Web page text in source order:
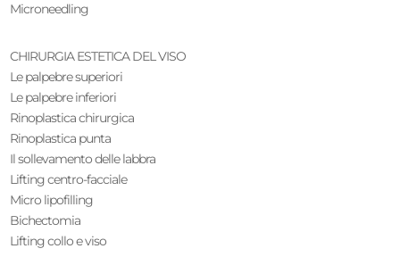
Microneedling
CHIRURGIA ESTETICA DEL VISO
Le palpebre superiori
Le palpebre inferiori
Rinoplastica chirurgica
Rinoplastica punta
Il sollevamento delle labbra
Lifting centro-facciale
Micro lipofilling
Bichectomia
Lifting collo e viso